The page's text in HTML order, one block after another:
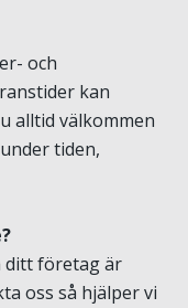
och
kan
alltid välkommen
tiden,
ditt företag är
oss så hjälper vi